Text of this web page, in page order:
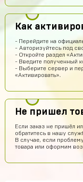
Как
- Перейдите на
- Авторизуйтесь под
- Откройте раздел
- Введите полученный
- Выберите сервер и
«Активировать».
Не пришел
Если заказ не пришёл
обратитесь в нашу
В случае, если
товара или оформим
Гоша Кемертелидзе
обман, или нет
DA
Daniel Abazov
куплю
Алексей Санкин
HB
Сайт работает
Кирилл Будник